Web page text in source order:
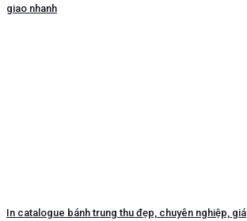
giao nhanh
In catalogue bánh trung thu đẹp, chuyên nghiệp, giá